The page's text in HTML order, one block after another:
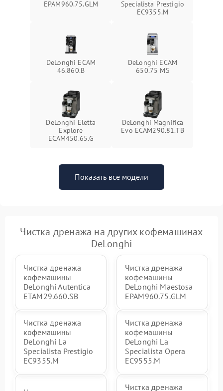
EPAM960.75.GLM
Specialista Prestigio
EC9355.M
DeLonghi ECAM
46.860.B
DeLonghi ECAM
650.75 MS
DeLonghi Eletta
Explore
ECAM450.65.G
DeLonghi Magnifica
Evo ECAM290.81.TB
Показать все модели
Чистка дренажа на других кофемашинах
DeLonghi
Чистка дренажа
кофемашины
DeLonghi Autentica
ETAM29.660.SB
Чистка дренажа
кофемашины
DeLonghi Maestosa
EPAM960.75.GLM
Чистка дренажа
кофемашины
DeLonghi La
Specialista Prestigio
EC9355.M
Чистка дренажа
кофемашины
DeLonghi La
Specialista Opera
EC9555.M
Чистка дренажа